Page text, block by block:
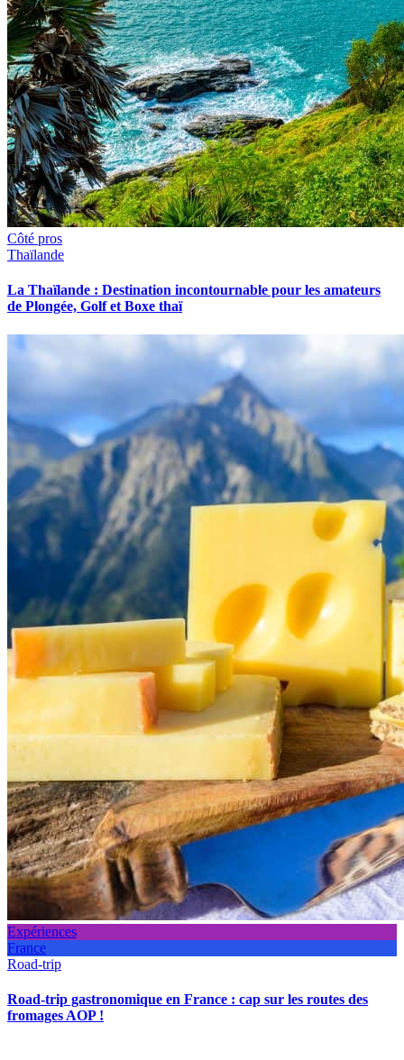
Côté pros
Thaïlande
La Thaïlande : Destination incontournable pour les amateurs
de Plongée, Golf et Boxe thaï
Expériences
France
Road-trip
Road-trip gastronomique en France : cap sur les routes des
fromages AOP !